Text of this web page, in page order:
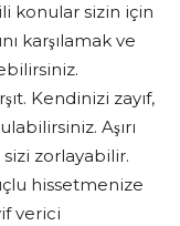
konular sizin için
karşılamak ve
Kendinizi zayıf,
Aşırı
zorlayabilir.
hissetmenize
verici